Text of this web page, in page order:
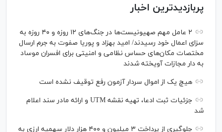
پربازدیدترین اخبار
۲ عامل مهم صهیونیست‌ها در جنگ‌های ۱۲ روزه و ۴۰ روزه به
سزای اعمال خود رسیدند/ امید بهزاد و پوریا صفوت به جرم ارسال
مختصات مکان‌های حساس نظامی و امنیتی برای افسران موساد
به دار مجازات آویخته شدند
هیچ یک از اموال سردار آزمون رفع توقیف نشده است
جزئیات ثبت ادعا، تهیه نقشه UTM و ارائه مادر سند اعلام
شد
جلوگیری از پرداخت ۳ میلیون و ۴۰۰ هزار دلار سهمیه ارزی به